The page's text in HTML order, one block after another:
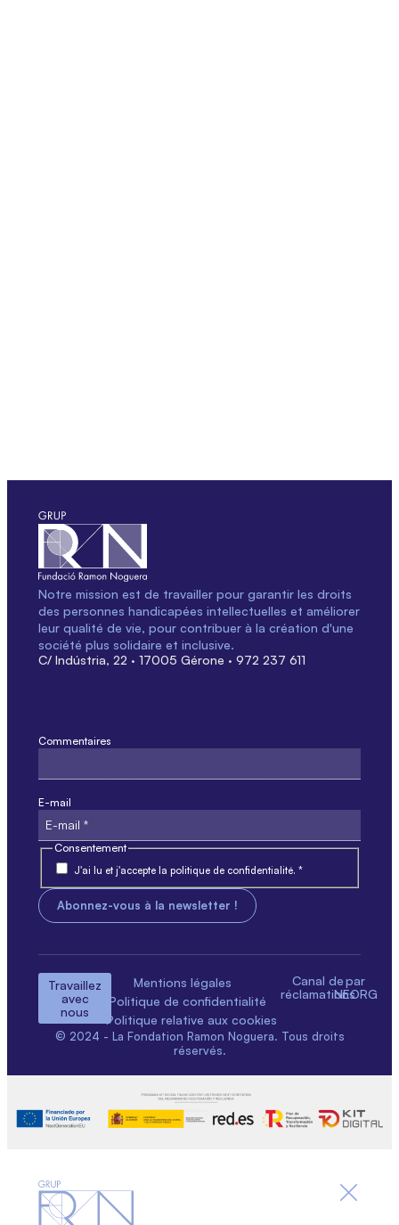
Notre mission est de travailler pour garantir les droits
des personnes handicapées intellectuelles et améliorer
leur qualité de vie, pour contribuer à la création d'une
société plus solidaire et inclusive.
C/ Indústria, 22 · 17005 Gérone · 972 237 611
Commentaires
E-mail
Consentement
J'ai lu et j'accepte la politique de confidentialité. *
Travaillez
avec
nous
Mentions légales
Politique de confidentialité
Politique relative aux cookies
Canal de
réclamations
par
NEORG
© 2024 - La Fondation Ramon Noguera. Tous droits
réservés.